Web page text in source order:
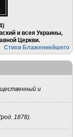
и всея Украины,
Церкви.
Стихи Блаженнейшего
и
1878).